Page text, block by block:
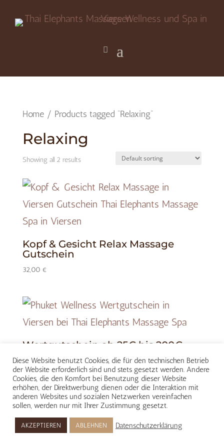
Home/ Products tagged “Relaxing”
Relaxing
Showing all 2 results
Kopf & Gesicht Relax Massage
Gutschein
32,00 €
Wertgutschein ab 25€ bis 200€
25,00€
Diese Website benutzt Cookies, die für den technischen Betrieb
der Website erforderlich sind und stets gesetzt werden. Andere
Cookies, die den Komfort bei Benutzung dieser Website
erhöhen, der Direktwerbung dienen oder die Interaktion mit
anderen Websites und sozialen Netzwerken vereinfachen
sollen, werden nur mit Ihrer Zustimmung gesetzt.
AKZEPTIEREN ABLEHNEN Datenschutzerklärung